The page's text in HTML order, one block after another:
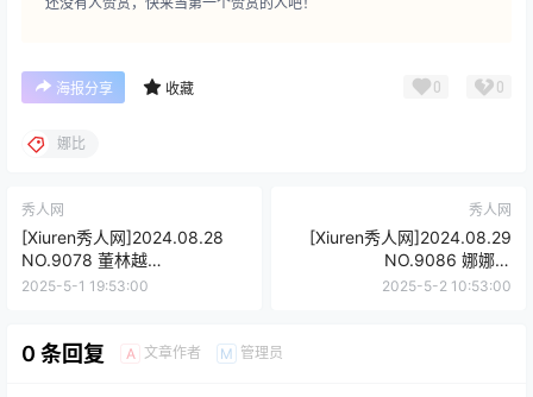
海报分享 收藏 0 0
娜比
秀人网
[Xiuren秀人网]2024.08.28
NO.9078 董林越
[69+1P/531MB]
2025-5-1 19:53:00
秀人网
[Xiuren秀人网]2024.08.29
NO.9086 娜娜子
yy[73+1P/757MB]
2025-5-2 10:53:00
0 条回复 A 文章作者 M 管理员